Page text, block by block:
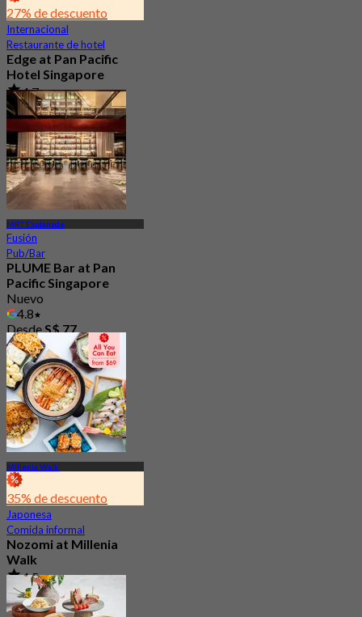
27% de descuento
Internacional
Restaurante de hotel
Edge at Pan Pacific
Hotel Singapore
4.7
3K Reservado
DesdeS$ 73
MRT Esplanade
Fusión
Pub/Bar
PLUME Bar at Pan
Pacific Singapore
Nuevo
4.8
DesdeS$ 77
Millenia Walk
35% de descuento
Japonesa
Comida informal
Nozomi at Millenia
Walk
4.5
3.1K Reservado
DesdeS$ 37.5